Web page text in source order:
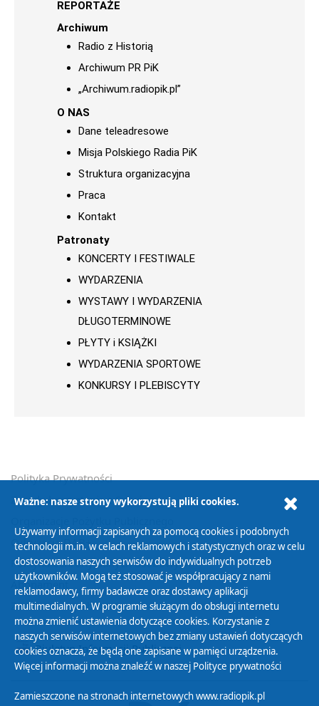
REPORTAŻE
Archiwum
Radio z Historią
Archiwum PR PiK
„Archiwum.radiopik.pl”
O NAS
Dane teleadresowe
Misja Polskiego Radia PiK
Struktura organizacyjna
Praca
Kontakt
Patronaty
KONCERTY I FESTIWALE
WYDARZENIA
WYSTAWY I WYDARZENIA
DŁUGOTERMINOWE
PŁYTY i KSIĄŻKI
WYDARZENIA SPORTOWE
KONKURSY I PLEBISCYTY
Polityka Prywatności
Zasady korzystania z Serwisu
Cyfryzacja DAB+
Polityka ochrony danych osobowych
Abonament
Zamówienia publiczne
Biuletyn Informacji Publicznej
Ważne: nasze strony wykorzystują pliki cookies.
Używamy informacji zapisanych za pomocą cookies i podobnych
technologii m.in. w celach reklamowych i statystycznych oraz w celu
dostosowania naszych serwisów do indywidualnych potrzeb
użytkowników. Mogą też stosować je współpracujący z nami
reklamodawcy, firmy badawcze oraz dostawcy aplikacji
multimedialnych. W programie służącym do obsługi internetu
można zmienić ustawienia dotyczące cookies. Korzystanie z
naszych serwisów internetowych bez zmiany ustawień dotyczących
cookies oznacza, że będą one zapisane w pamięci urządzenia.
Więcej informacji można znaleźć w naszej Polityce prywatności
Zamieszczone na stronach internetowych www.radiopik.pl